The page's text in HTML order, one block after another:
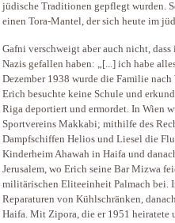
jüdische Traditionen gepflegt wurden.
einen Tora-Mantel, der sich heute im
Gafni verschweigt aber auch nicht,
Nazis gefallen haben: „[...] ich habe
Dezember 1938 wurde die Familie
Erich besuchte keine Schule und
Riga deportiert und ermordet. In Wien
Sportvereins Makkabi; mithilfe des
Dampfschiffen Helios und Liesel die
Kinderheim Ahawah in Haifa und
Jerusalem, wo Erich seine Bar Mizwa
militärischen Eliteeinheit Palmach bei.
Reparaturen von Kühlschränken,
Haifa. Mit Zipora, die er 1951 heiratete